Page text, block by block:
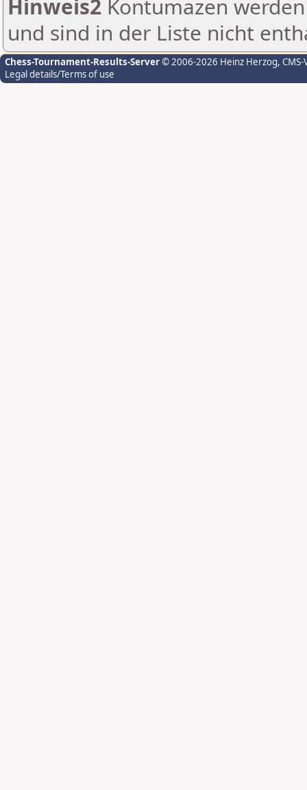
Hinweis2 Kontumazen
und sind in der Liste nicht
Chess-Tournament-Results-Server© 2006-2026 Heinz Herzog,
Legal details/Terms of use